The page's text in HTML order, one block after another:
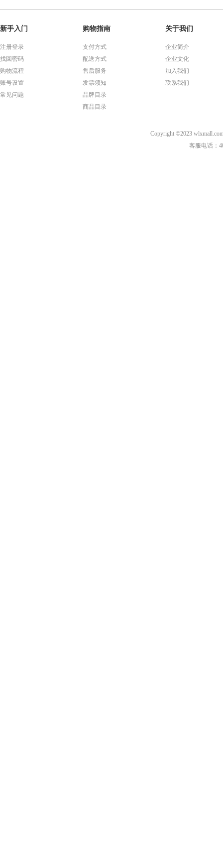
新手入门
注册登录
找回密码
购物流程
账号设置
常见问题
购物指南
支付方式
配送方式
售后服务
发票须知
品牌目录
商品目录
关于我们
企业简介
企业文化
加入我们
联系我们
Copyright ©2023
客服电话：